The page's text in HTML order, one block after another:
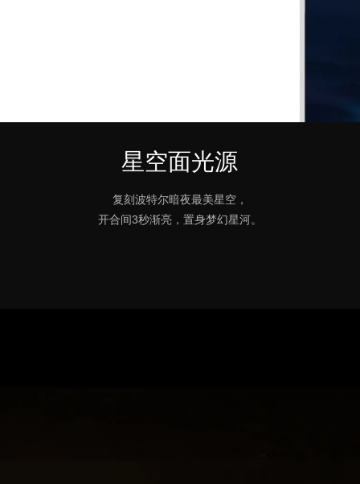
星空面光源
复刻波特尔暗夜最美星空，
开合间3秒渐亮，置身梦幻星河。